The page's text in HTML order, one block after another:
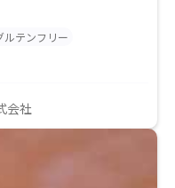
。グルテンアレルギ
にも効果が期待され
なく、血糖値の上昇
あらゆる場面で欠か
あります。
ルテンフリー
会社